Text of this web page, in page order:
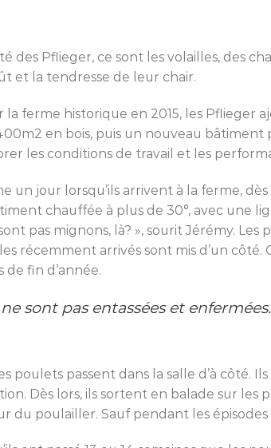
des Pflieger, ce sont les volailles, des
et la tendresse de leur chair.
la ferme historique en 2015, les
en bois, puis un nouveau bâtiment
les conditions de travail et les
un jour lorsqu’ils arrivent à la ferme,
chauffée à plus de 30°, avec une
pas mignons, là? », sourit Jérémy.
récemment arrivés sont mis d’un
fin d’année.
ne sont pas entassées et
poulets passent dans la salle d’à côté.
Dès lors, ils sortent en balade sur
du poulailler. Sauf pendant les